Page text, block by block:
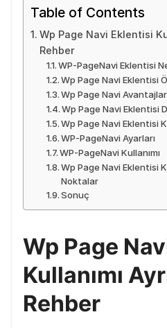
Table of Contents
Wp Page Navi Eklentisi
Rehber
WP-PageNavi Eklentisi
Wp Page Navi Eklentisi
Wp Page Navi
Wp Page Navi Eklentisi
Wp Page Navi Eklentisi
WP-PageNavi Ayarları
WP-PageNavi Kullanımı
Wp Page Navi Eklentisi
Noktalar
Sonuç
Wp Page
Kullanımı
Rehber